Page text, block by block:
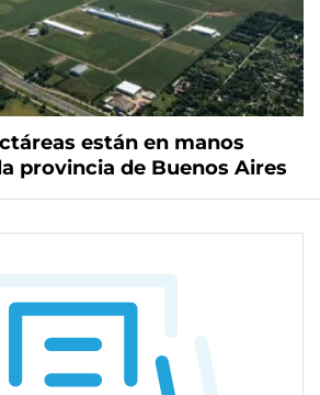
están en manos
provincia de Buenos Aires